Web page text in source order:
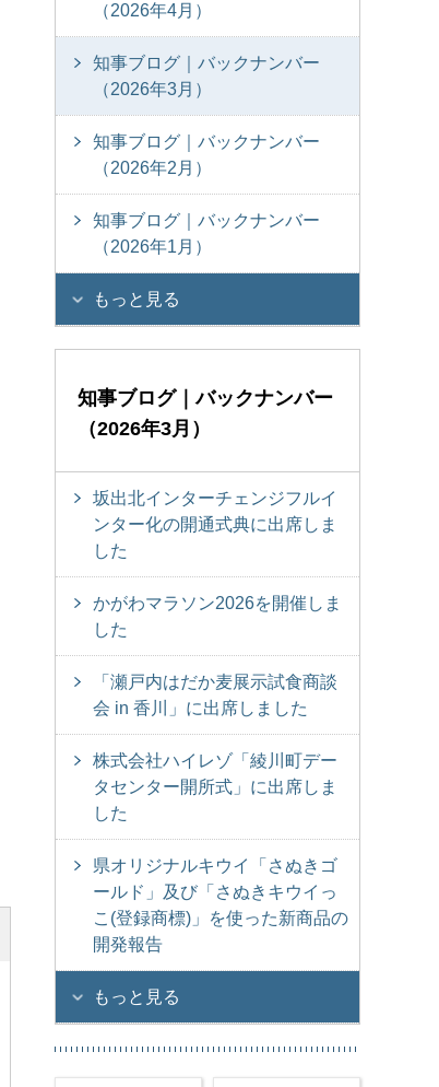
（2026年4月）
知事ブログ｜バックナンバー
（2026年3月）
知事ブログ｜バックナンバー
（2026年2月）
知事ブログ｜バックナンバー
（2026年1月）
もっと見る
知事ブログ｜バックナンバー
（2026年3月）
坂出北インターチェンジフルイ
ンター化の開通式典に出席しま
した
かがわマラソン2026を開催しま
した
「瀬戸内はだか麦展示試食商談
会 in 香川」に出席しました
株式会社ハイレゾ「綾川町デー
タセンター開所式」に出席しま
した
県オリジナルキウイ「さぬきゴ
ールド」及び「さぬきキウイっ
こ(登録商標)」を使った新商品の
開発報告
もっと見る